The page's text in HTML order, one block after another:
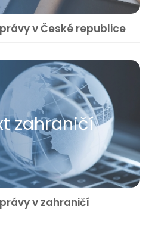
v České republice
zahraničí
v zahraničí